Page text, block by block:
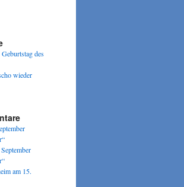
des
wieder
am 15.